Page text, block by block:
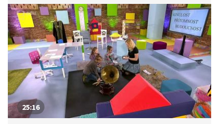
25:16